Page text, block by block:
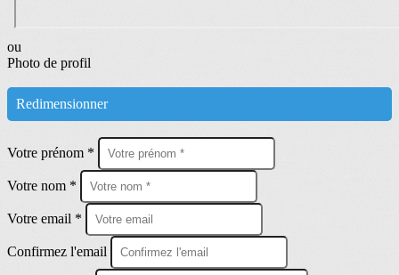
ou
Photo de profil
Redimensionner
Votre prénom *
Votre nom *
Votre email *
Confirmez l'email